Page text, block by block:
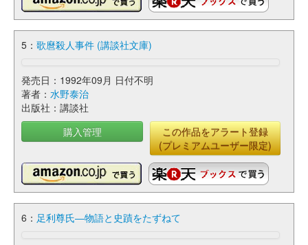
5： 歌麿殺人事件 (講談社文庫)
発売日：1992年09月 日付不明
著者： 水野泰治
出版社：講談社
購入管理
この作品をアラート登録
(プレミアムユーザー限定)
6： 足利尊氏―物語と史蹟をたずねて